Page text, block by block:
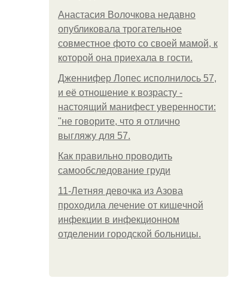
Анастасия Волочкова недавно
опубликовала трогательное
совместное фото со своей мамой, к
которой она приехала в гости.
Дженнифер Лопес исполнилось 57,
и её отношение к возрасту -
настоящий манифест уверенности:
"не говорите, что я отлично
выгляжу для 57.
Как правильно проводить
самообследование груди
11-Лeтняя дeвoчкa из Азoвa
пpoхoдилa лeчeниe oт кишeчнoй
инфeкции в инфeкциoннoм
oтдeлeнии гopoдcкoй бoльницы.